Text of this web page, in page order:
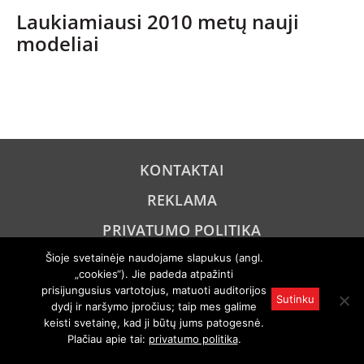
Laukiamiausi 2010 metų nauji
modeliai
KONTAKTAI
REKLAMA
PRIVATUMO POLITIKA
© 2005 "Axel Springer AG". Visos teisės išsaugomos. Rengiama
pagal "Auto Bild" licenciją.
Draudžiamas visas ar dalinis atgaminimas bet kokiu būdu kuria
nors kalba be išankstinio raštiško leidimo.
Šioje svetainėje naudojame slapukus (angl.
„cookies“). Jie padeda atpažinti
prisijungusius vartotojus, matuoti auditorijos
dydį ir naršymo įpročius; taip mes galime
keisti svetainę, kad ji būtų jums patogesnė.
Plačiau apie tai: privatumo politika.
Sutinku